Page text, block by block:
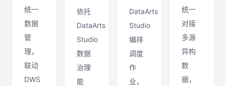
统一
数据
管
理，
联动
DWS
依托
DataArts
Studio
数据
治理
能
DataArts
Studio
编排
调度
作
业，
统一
对接
多源
异构
数
据，